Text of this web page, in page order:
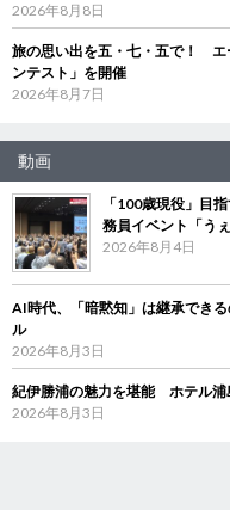
2026年8月8日
旅の思い出を五・七・五で！ エ
ンテスト」を開催
2026年8月7日
動画
「100歳現役」目
務員イベント「う
2026年8月4日
AI時代、「暗黙知」は継承でき
ル
2026年8月3日
紀伊勝浦の魅力を堪能 ホテル浦
2026年8月3日